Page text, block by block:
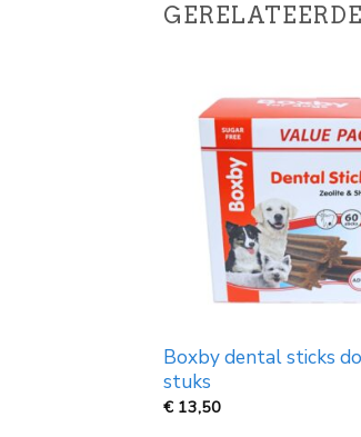
Boxby dental sticks
stuks
€ 13,50